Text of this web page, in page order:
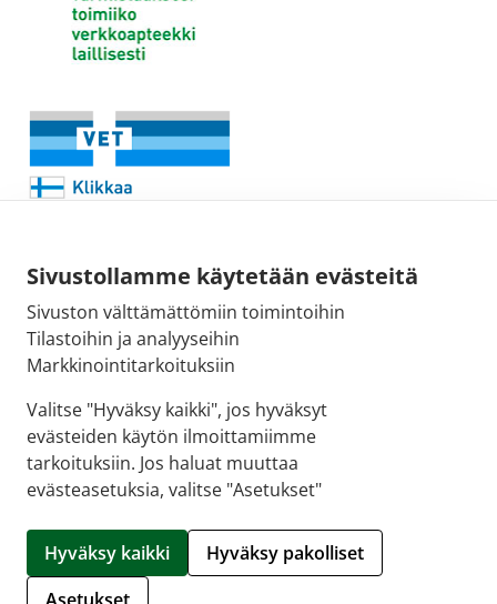
Sivustollamme käytetään evästeitä
Sivuston välttämättömiin toimintoihin
Tilastoihin ja analyyseihin
Markkinointitarkoituksiin
Valitse "Hyväksy kaikki", jos hyväksyt
evästeiden käytön ilmoittamiimme
tarkoituksiin. Jos haluat muuttaa
evästeasetuksia, valitse "Asetukset"
Hyväksy kaikki
Hyväksy pakolliset
Sähköpostiosoite:
kirjaamo@fimea.fi
Fimean vaihde:
029 522 3341
Hallitse evästeitä